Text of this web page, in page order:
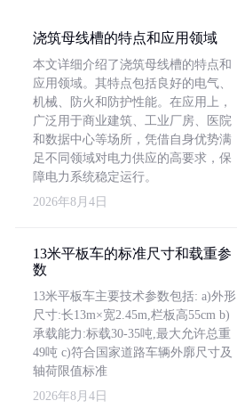
浇筑母线槽的特点和应用领域
本文详细介绍了浇筑母线槽的特点和
应用领域。其特点包括良好的电气、
机械、防火和防护性能。在应用上，
广泛用于商业建筑、工业厂房、医院
和数据中心等场所，凭借自身优势满
足不同领域对电力供应的高要求，保
障电力系统稳定运行。
2026年8月4日
13米平板车的标准尺寸和载重参
数
13米平板车主要技术参数包括: a)外形
尺寸:长13m×宽2.45m,栏板高55cm b)
承载能力:标载30-35吨,最大允许总重
49吨 c)符合国家道路车辆外廓尺寸及
轴荷限值标准
2026年8月4日